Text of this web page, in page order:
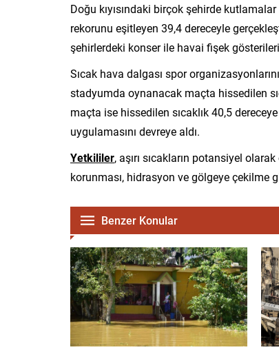
Doğu kıyısındaki birçok şehirde
rekorunu eşitleyen 39,4 dereceyle
şehirlerdeki konser ile havai fişek
Sıcak hava dalgası spor
stadyumda oynanacak maçta hissedilen
maçta ise hissedilen sıcaklık 40,5
uygulamasını devreye aldı.
Yetkililer, aşırı sıcakların potansiyel
korunması, hidrasyon ve gölgeye çekilme
Benzer Konular